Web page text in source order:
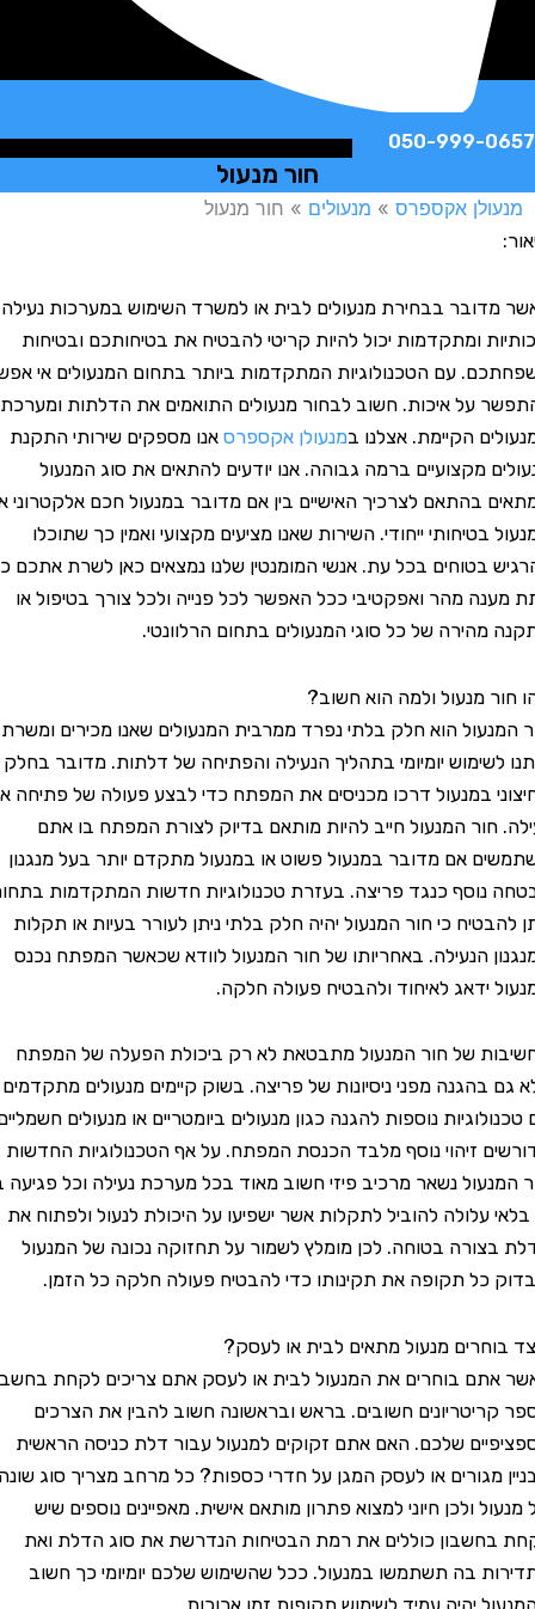
050-999-
חור מנעול
אקספרס»מנעולים»חור מנעול
בבחירת מנעולים לבית או למשרד השימוש במערכות נעילה
ומתקדמות יכול להיות קריטי להבטיח את בטיחותכם ובטיחות
עם הטכנולוגיות המתקדמות ביותר בתחום המנעולים אי אפשר
על איכות. חשוב לבחור מנעולים התואמים את הדלתות ומערכת
הקיימת. אצלנו במנעולן אקספרסאנו מספקים שירותי התקנת
מקצועיים ברמה גבוהה. אנו יודעים להתאים את סוג המנעול
בהתאם לצרכיך האישיים בין אם מדובר במנעול חכם אלקטרוני או
ייחודי. השירות שאנו מציעים מקצועי ואמין כך שתוכלו
בטוחים בכל עת. אנשי המומנטין שלנו נמצאים כאן לשרת אתכם כדי
מהר ואפקטיבי ככל האפשר לכל פנייה ולכל צורך בטיפול או
של כל סוגי המנעולים בתחום הרלוונטי.
מנעול ולמה הוא חשוב?
הוא חלק בלתי נפרד ממרבית המנעולים שאנו מכירים ומשרת
יומיומי בתהליך הנעילה והפתיחה של דלתות. מדובר בחלק
במנעול דרכו מכניסים את המפתח כדי לבצע פעולה של פתיחה או
המנעול חייב להיות מותאם בדיוק לצורת המפתח בו אתם
אם מדובר במנעול פשוט או במנעול מתקדם יותר בעל מנגנון
כנגד פריצה. בעזרת טכנולוגיות חדשות המתקדמות בתחום
כי חור המנעול יהיה חלק בלתי ניתן לעורר בעיות או תקלות
הנעילה. באחריותו של חור המנעול לוודא שכאשר המפתח נכנס
לאיחוד ולהבטיח פעולה חלקה.
של חור המנעול מתבטאת לא רק ביכולת הפעלה של המפתח
מפני ניסיונות של פריצה. בשוק קיימים מנעולים מתקדמים
נוספות להגנה כגון מנעולים ביומטריים או מנעולים חשמליים
זיהוי נוסף מלבד הכנסת המפתח. על אף הטכנולוגיות החדשות
נשאר מרכיב פיזי חשוב מאוד בכל מערכת נעילה וכל פגיעה בו
עלולה להוביל לתקלות אשר ישפיעו על היכולת לנעול ולפתוח את
בטוחה. לכן מומלץ לשמור על תחזוקה נכונה של המנעול
כל תקופה את תקינותו כדי להבטיח פעולה חלקה כל הזמן.
מנעול מתאים לבית או לעסק?
בוחרים את המנעול לבית או לעסק אתם צריכים לקחת בחשבון
חשובים. בראש ובראשונה חשוב להבין את הצרכים
שלכם. האם אתם זקוקים למנעול עבור דלת כניסה הראשית
או לעסק המגן על חדרי כספות? כל מרחב מצריך סוג שונה
ולכן חיוני למצוא פתרון מותאם אישית. מאפיינים נוספים שיש
כוללים את רמת הבטיחות הנדרשת את סוג הדלת ואת
בה תשתמשו במנעול. ככל שהשימוש שלכם יומיומי כך חשוב